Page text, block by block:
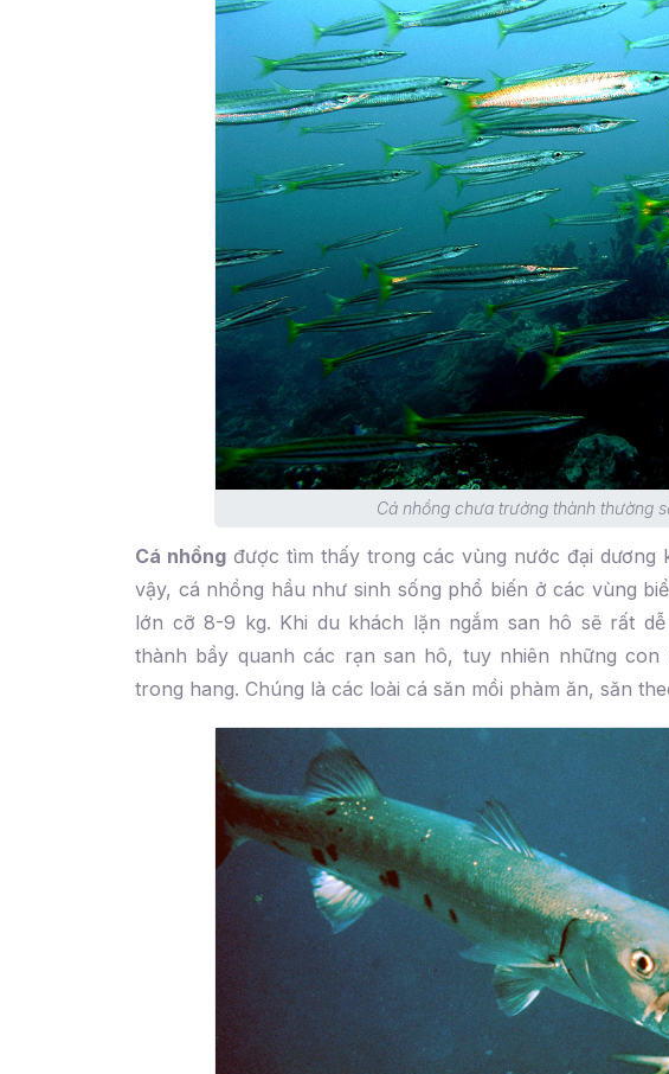
Cá nhồng chưa trưởng thành thường
Cá nhồng được tìm thấy trong các vùng nước đại dương
vậy, cá nhồng hầu như sinh sống phổ biến ở các vùng
lớn cỡ 8-9 kg. Khi du khách lặn ngắm san hô sẽ rất
thành bầy quanh các rạn san hô, tuy nhiên những
trong hang. Chúng là các loài cá săn mồi phàm ăn, săn